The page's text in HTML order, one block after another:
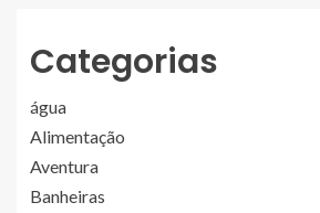
Categorias
água
Alimentação
Aventura
Banheiras